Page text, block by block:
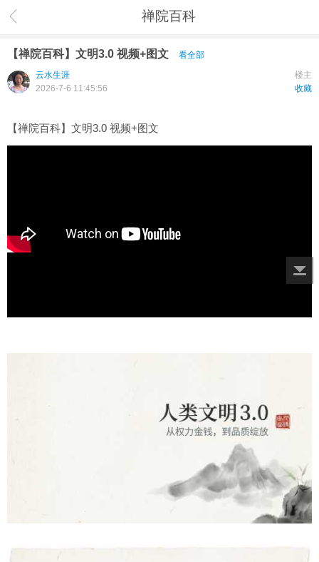
禅院百科
【禅院百科】文明3.0 视频+图文
看全部
楼主
云水生涯
收藏
2026-7-6 11:45:56
【禅院百科】文明3.0 视频+图文